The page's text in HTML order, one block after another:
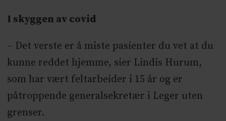
I skyggen av covid
– Det verste er å miste pasienter du vet at du
kunne reddet hjemme, sier Lindis Hurum,
som har vært feltarbeider i 15 år og er
påtroppende generalsekretær i Leger uten
grenser.